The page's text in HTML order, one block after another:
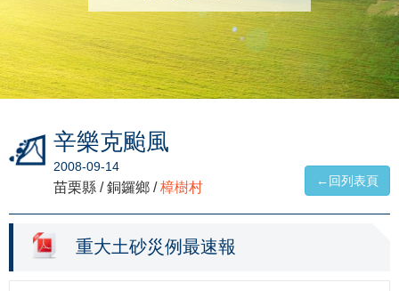
辛樂克颱風
2008-09-14
苗栗縣 / 銅鑼鄉 /樟樹村 ←回列表頁
重大土砂災例最速報